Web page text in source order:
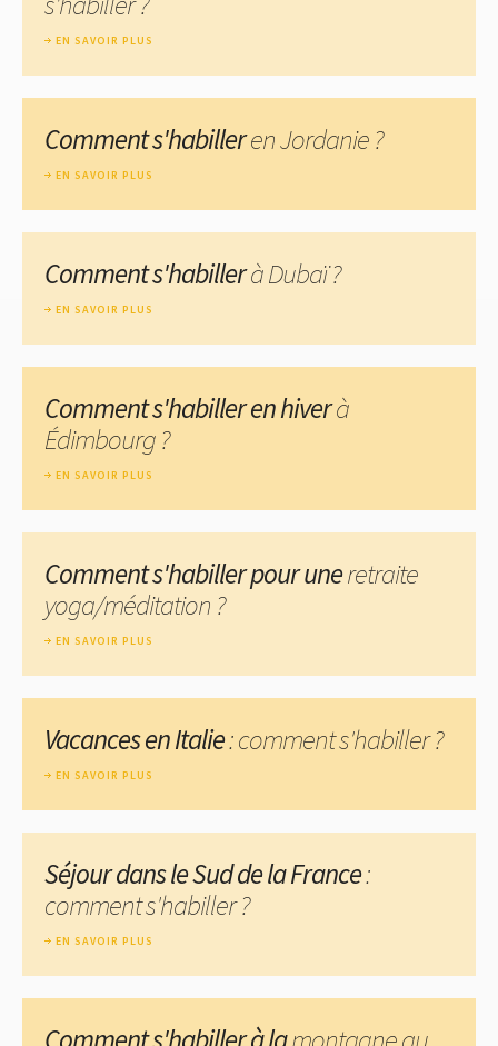
EN SAVOIR PLUS
Comment s'habilleren Jordanie ?
EN SAVOIR PLUS
Comment s'habillerà Dubaï ?
EN SAVOIR PLUS
Comment s'habiller en hiverà
Édimbourg ?
EN SAVOIR PLUS
Comment s'habiller pour uneretraite
yoga/méditation ?
EN SAVOIR PLUS
Vacances en Italie: comment s'habiller ?
EN SAVOIR PLUS
Séjour dans le Sud de la France:
comment s'habiller ?
EN SAVOIR PLUS